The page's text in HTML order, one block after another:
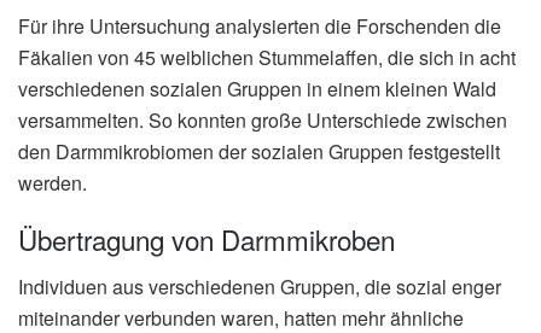
Für ihre Untersuchung analysierten die Forschenden die
Fäkalien von 45 weiblichen Stummelaffen, die sich in acht
verschiedenen sozialen Gruppen in einem kleinen Wald
versammelten. So konnten große Unterschiede zwischen
den Darmmikrobiomen der sozialen Gruppen festgestellt
werden.
Übertragung von Darmmikroben
Individuen aus verschiedenen Gruppen, die sozial enger
miteinander verbunden waren, hatten mehr ähnliche